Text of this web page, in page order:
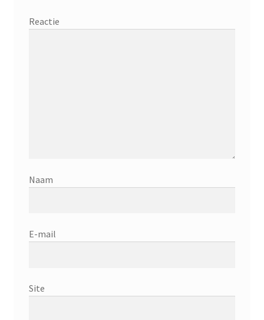
Reactie
Naam
E-mail
Site